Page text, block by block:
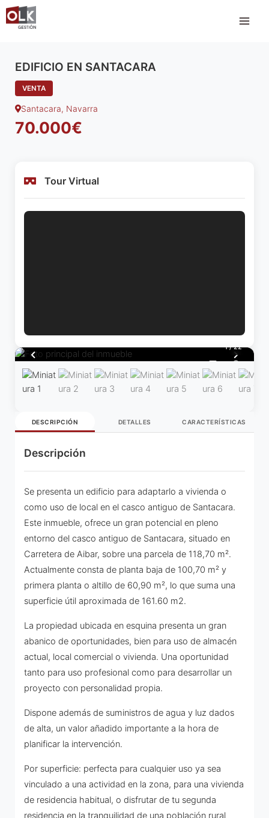
EDIFICIO EN SANTACARA
VENTA
Santacara, Navarra
70.000€
Tour Virtual
1/22
DESCRIPCIÓN DETALLES CARACTERÍSTICAS
Descripción
Se presenta un edificio para adaptarlo a vivienda o
como uso de local en el casco antiguo de Santacara.
Este inmueble, ofrece un gran potencial en pleno
entorno del casco antiguo de Santacara, situado en
Carretera de Aibar, sobre una parcela de 118,70 m².
Actualmente consta de planta baja de 100,70 m² y
primera planta o altillo de 60,90 m², lo que suma una
superficie útil aproximada de 161.60 m2.
La propiedad ubicada en esquina presenta un gran
abanico de oportunidades, bien para uso de almacén
actual, local comercial o vivienda. Una oportunidad
tanto para uso profesional como para desarrollar un
proyecto con personalidad propia.
Dispone además de suministros de agua y luz dados
de alta, un valor añadido importante a la hora de
planificar la intervención.
Por superficie: perfecta para cualquier uso ya sea
vinculado a una actividad en la zona, para una vivienda
de residencia habitual, o disfrutar de tu segunda
residencia en la tranquilidad de una población rural